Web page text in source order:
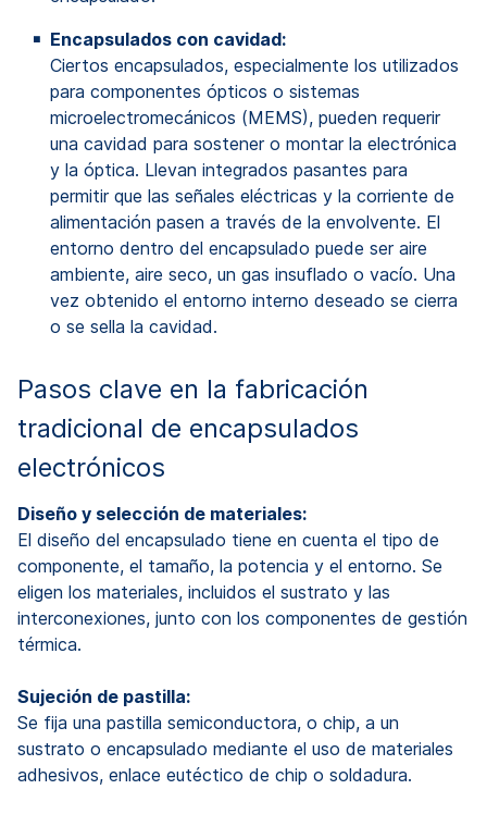
Encapsulados con cavidad:
Ciertos encapsulados, especialmente los utilizados
para componentes ópticos o sistemas
microelectromecánicos (MEMS), pueden requerir
una cavidad para sostener o montar la electrónica
y la óptica. Llevan integrados pasantes para
permitir que las señales eléctricas y la corriente de
alimentación pasen a través de la envolvente. El
entorno dentro del encapsulado puede ser aire
ambiente, aire seco, un gas insuflado o vacío. Una
vez obtenido el entorno interno deseado se cierra
o se sella la cavidad.
Pasos clave en la fabricación
tradicional de encapsulados
electrónicos
Diseño y selección de materiales:
El diseño del encapsulado tiene en cuenta el tipo de
componente, el tamaño, la potencia y el entorno. Se
eligen los materiales, incluidos el sustrato y las
interconexiones, junto con los componentes de gestión
térmica.
Sujeción de pastilla:
Se fija una pastilla semiconductora, o chip, a un
sustrato o encapsulado mediante el uso de materiales
adhesivos, enlace eutéctico de chip o soldadura.